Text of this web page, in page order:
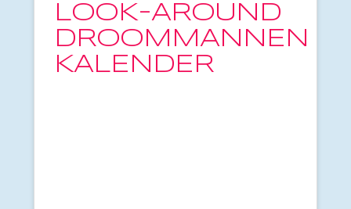
LOOK-AROUND
DROOMMANNEN
KALENDER